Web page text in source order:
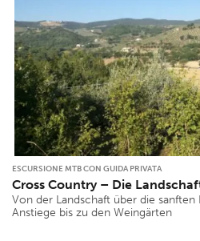
ESCURSIONE MTB CON GUIDA PRIVATA
Cross Country – Die
Von der Landschaft über die
Anstiege bis zu den Weingärten